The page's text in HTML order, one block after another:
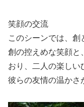
笑顔の交流
このシーンでは、創
創の控えめな笑顔と
おり、二人の楽しい
彼らの友情の温かさ